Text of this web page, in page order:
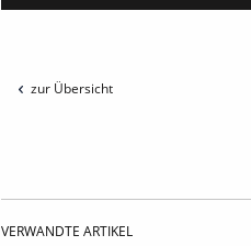
zur Übersicht
VERWANDTE ARTIKEL